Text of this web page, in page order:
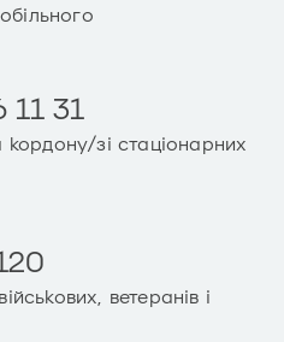
11 31
кордону/зі стаціонарних
ветеранів і